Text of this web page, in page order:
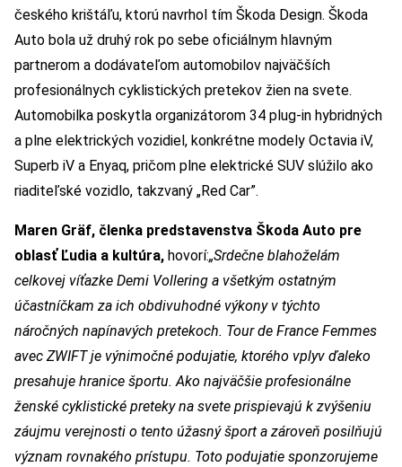
českého krištáľu, ktorú navrhol tím Škoda Design. Škoda
Auto bola už druhý rok po sebe oficiálnym hlavným
partnerom a dodávateľom automobilov najväčších
profesionálnych cyklistických pretekov žien na svete.
Automobilka poskytla organizátorom 34 plug-in hybridných
a plne elektrických vozidiel, konkrétne modely Octavia iV,
Superb iV a Enyaq, pričom plne elektrické SUV slúžilo ako
riaditeľské vozidlo, takzvaný „Red Car”.
Maren Gräf, členka predstavenstva Škoda Auto pre
oblasť Ľudia a kultúra, hovorí:„Srdečne blahoželám
celkovej víťazke Demi Vollering a všetkým ostatným
účastníčkam za ich obdivuhodné výkony v týchto
náročných napínavých pretekoch. Tour de France Femmes
avec ZWIFT je výnimočné podujatie, ktorého vplyv ďaleko
presahuje hranice športu. Ako najväčšie profesionálne
ženské cyklistické preteky na svete prispievajú k zvýšeniu
záujmu verejnosti o tento úžasný šport a zároveň posilňujú
význam rovnakého prístupu. Toto podujatie sponzorujeme